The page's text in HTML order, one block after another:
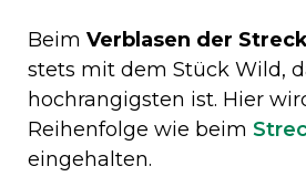
Beim Verblasen der
stets mit dem Stück Wild,
hochrangigsten ist. Hier
Reihenfolge wie beim
eingehalten.